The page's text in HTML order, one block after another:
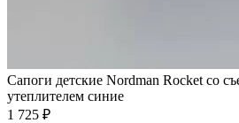
Сапоги детские Nordman Rocket со
утеплителем синие
1 725 ₽